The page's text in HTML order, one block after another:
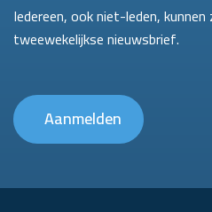
Iedereen, ook niet-leden,
tweewekelijkse nieuwsbrief.
Aanmelden